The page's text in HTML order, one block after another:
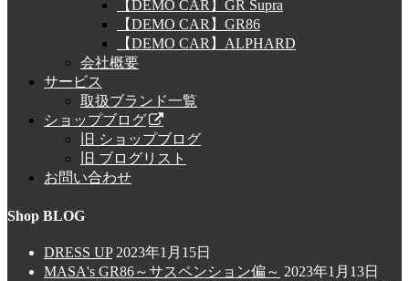
【DEMO CAR】GR Supra
【DEMO CAR】GR86
【DEMO CAR】ALPHARD
会社概要
サービス
取扱ブランド一覧
ショップブログ
旧 ショップブログ
旧 ブログリスト
お問い合わせ
Shop BLOG
DRESS UP 2023年1月15日
MASA's GR86～サスペンション偏～ 2023年1月13日